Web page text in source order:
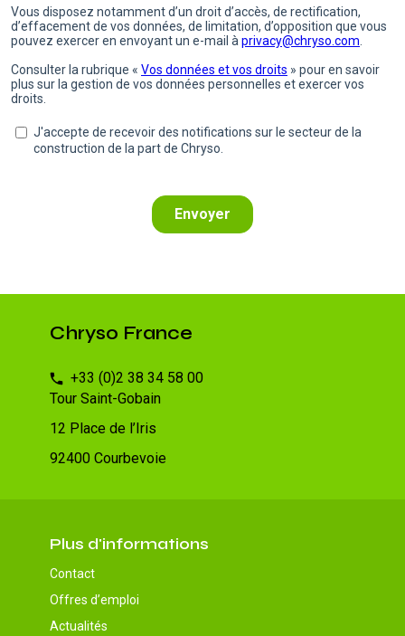
Chryso France
+33 (0)2 38 34 58 00
Tour Saint-Gobain
12 Place de l’Iris
92400 Courbevoie
Plus d'informations
Contact
Offres d’emploi
Actualités